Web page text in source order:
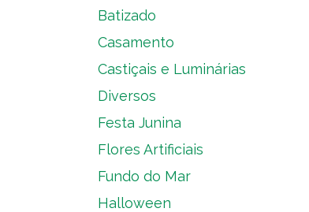
Batizado
Casamento
Castiçais e Luminárias
Diversos
Festa Junina
Flores Artificiais
Fundo do Mar
Halloween